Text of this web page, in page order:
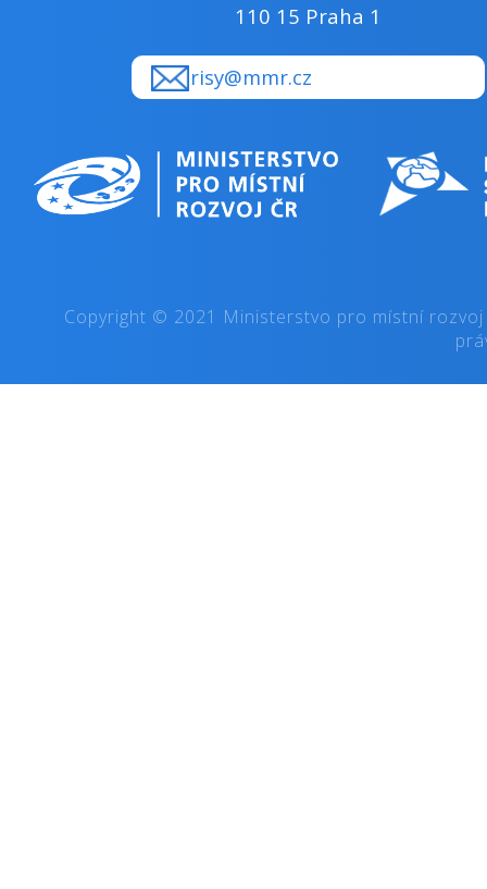
110 15 Praha 1
risy@mmr.cz
Copyright © 2021 Ministerstvo pro místní rozvoj